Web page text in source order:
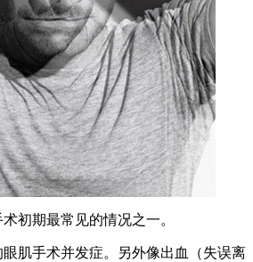
初期最常见的情况之一。
眼肌手术并发症。另外像出血（失误离